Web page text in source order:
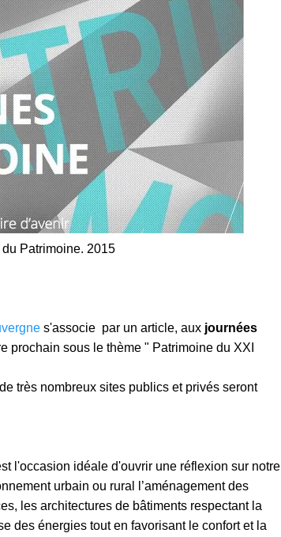
Patrimoine. 2015
s'associe par un article, aux journées
prochain sous le thème " Patrimoine du XXI
très nombreux sites publics et privés seront
l'occasion idéale d'ouvrir une réflexion sur notre
urbain ou rural l’aménagement des
les architectures de bâtiments respectant la
des énergies tout en favorisant le confort et la